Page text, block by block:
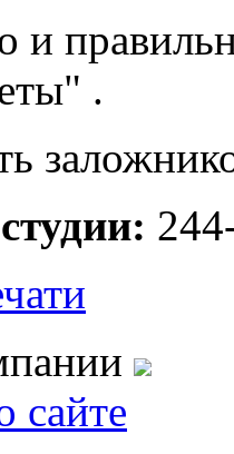
.
сайте